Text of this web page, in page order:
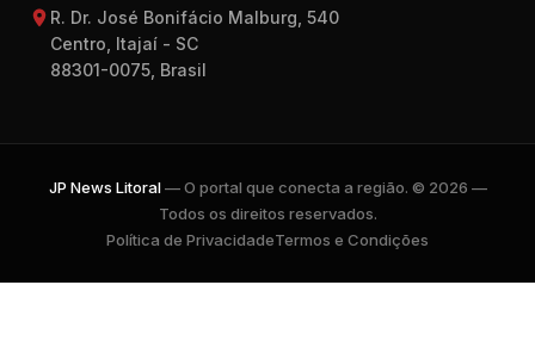
R. Dr. José Bonifácio Malburg, 540
Centro, Itajaí - SC
88301-0075, Brasil
JP News Litoral— O portal que conecta a região. © 2026 —
Todos os direitos reservados.
Política de PrivacidadeTermos e Condições